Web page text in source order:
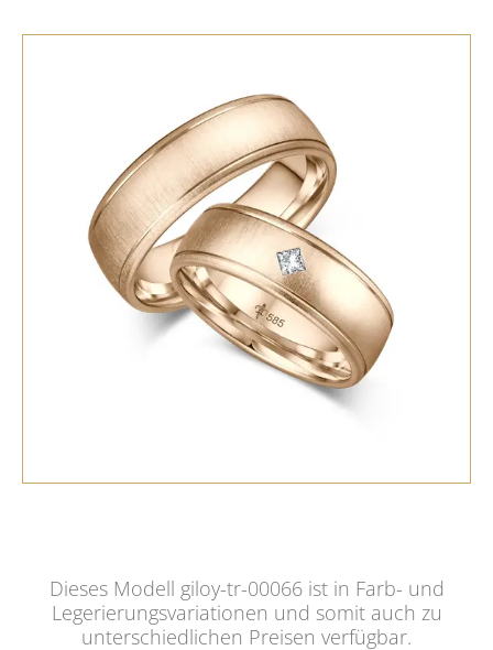
Dieses Modell giloy-tr-00066 ist in Farb- und
Legerierungsvariationen und somit auch zu
unterschiedlichen Preisen verfügbar.